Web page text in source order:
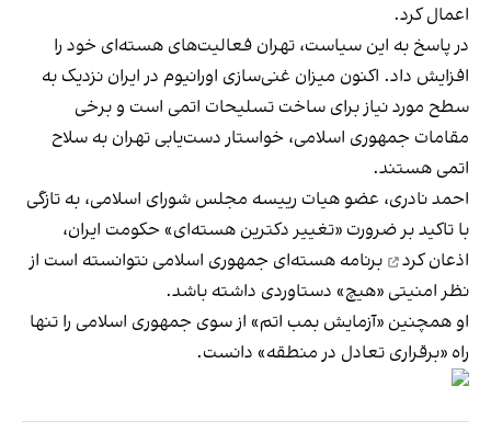
اعمال کرد.
در پاسخ به این سیاست، تهران فعالیت‌های هسته‌ای خود را
افزایش داد. اکنون میزان غنی‌سازی اورانیوم در ایران نزدیک به
سطح مورد نیاز برای ساخت تسلیحات اتمی است و برخی
مقامات جمهوری اسلامی، خواستار دست‌یابی تهران به سلاح
اتمی هستند.
احمد نادری، عضو هیات رییسه مجلس شورای اسلامی، به تازگی
با تاکید بر ضرورت «تغییر دکترین هسته‌ای» حکومت ایران،
اذعان کرد
برنامه هسته‌ای جمهوری اسلامی نتوانسته است از
نظر امنیتی «هیچ» دستاوردی داشته باشد.
او همچنین «آزمایش بمب اتم» از سوی جمهوری اسلامی را تنها
راه «برقراری تعادل در منطقه» دانست.